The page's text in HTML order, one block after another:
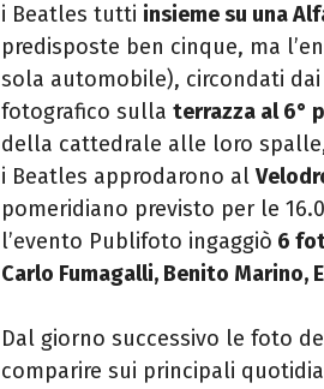
i Beatles tutti insieme su una
predisposte ben cinque, ma
sola automobile), circondati
fotografico sulla terrazza al 6°
della cattedrale alle loro
i Beatles approdarono al
pomeridiano previsto per le
l’evento Publifoto ingaggiò 6
Carlo Fumagalli, Benito Marino,
Dal giorno successivo le foto
comparire sui principali